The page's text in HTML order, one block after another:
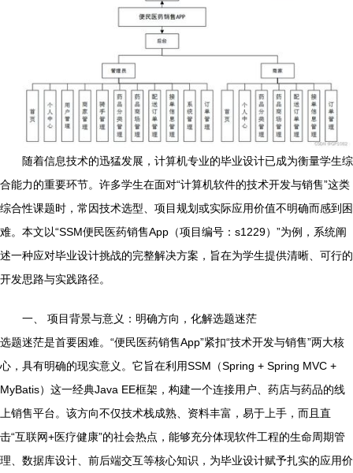
随着信息技术的迅猛发展，计算机专业的毕业设计已成为衡量学生综
合能力的重要环节。许多学生在面对“计算机软件的技术开发与销售”这类
综合性课题时，常因技术选型、项目规划或实际应用价值不明确而感到困
难。本文以“SSM便民医药销售App（项目编号：s1229）”为例，系统阐
述一种应对毕业设计挑战的完整解决方案，旨在为学生提供清晰、可行的
开发思路与实践路径。
一、 项目背景与意义：明确方向，化解选题迷茫
选题迷茫是首要困难。“便民医药销售App”紧扣“技术开发与销售”两大核
心，具有明确的现实意义。它旨在利用SSM（Spring + Spring MVC +
MyBatis）这一经典Java EE框架，构建一个连接用户、药店与药品的线
上销售平台。该方向不仅技术栈成熟、资料丰富，易于上手，而且直
击“互联网+医疗健康”的社会热点，能够充分体现软件工程的生命周期管
理、数据库设计、前后端交互等核心知识，为毕业设计赋予扎实的应用价